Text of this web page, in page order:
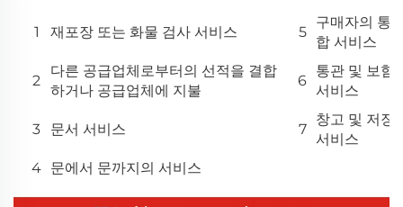
1 재포장 또는 화물 검사 서비스 5
구매자의 통
합 서비스
2
다른 공급업체로부터의 선적을 결합
하거나 공급업체에 지불
6
통관 및 보험
서비스
3 문서 서비스 7
창고 및 저장
서비스
4 문에서 문까지의 서비스